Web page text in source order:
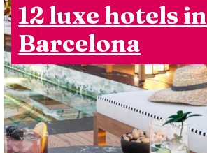
12 luxe hotels in
Barcelona